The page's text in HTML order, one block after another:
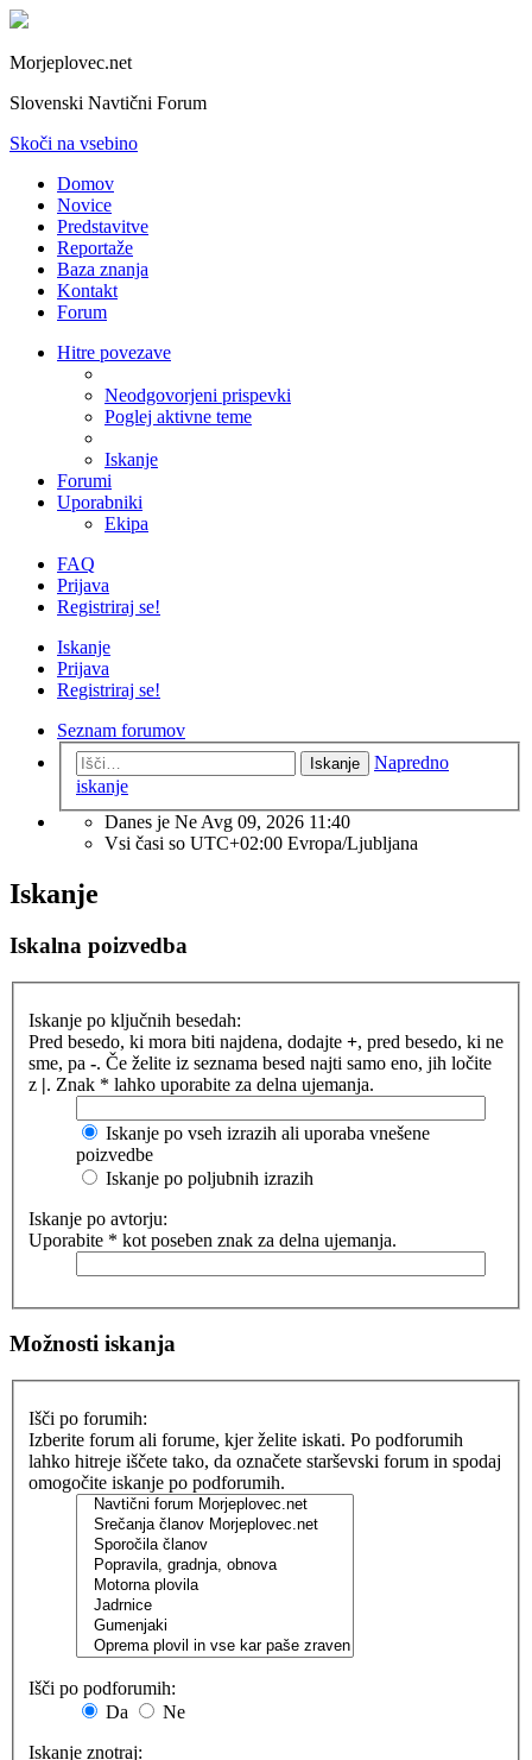
Morjeplovec.net
Slovenski Navtični Forum
Skoči na vsebino
Domov
Novice
Predstavitve
Reportaže
Baza znanja
Kontakt
Forum
Hitre povezave
Neodgovorjeni prispevki
Poglej aktivne teme
Iskanje
Forumi
Uporabniki
Ekipa
FAQ
Prijava
Registriraj se!
Iskanje
Prijava
Registriraj se!
Seznam forumov
Iskanje
Napredno
iskanje
Danes je Ne Avg 09, 2026 11:40
Vsi časi so UTC+02:00 Evropa/Ljubljana
Iskanje
Iskalna poizvedba
Iskanje po ključnih besedah:
Pred besedo, ki mora biti najdena, dodajte +, pred besedo, ki ne
sme, pa -. Če želite iz seznama besed najti samo eno, jih ločite
z |. Znak * lahko uporabite za delna ujemanja.
Iskanje po vseh izrazih ali uporaba vnešene
poizvedbe
Iskanje po poljubnih izrazih
Iskanje po avtorju:
Uporabite * kot poseben znak za delna ujemanja.
Možnosti iskanja
Išči po forumih:
Izberite forum ali forume, kjer želite iskati. Po podforumih
lahko hitreje iščete tako, da označete starševski forum in spodaj
omogočite iskanje po podforumih.
Išči po podforumih:
Da
Ne
Iskanje znotraj: